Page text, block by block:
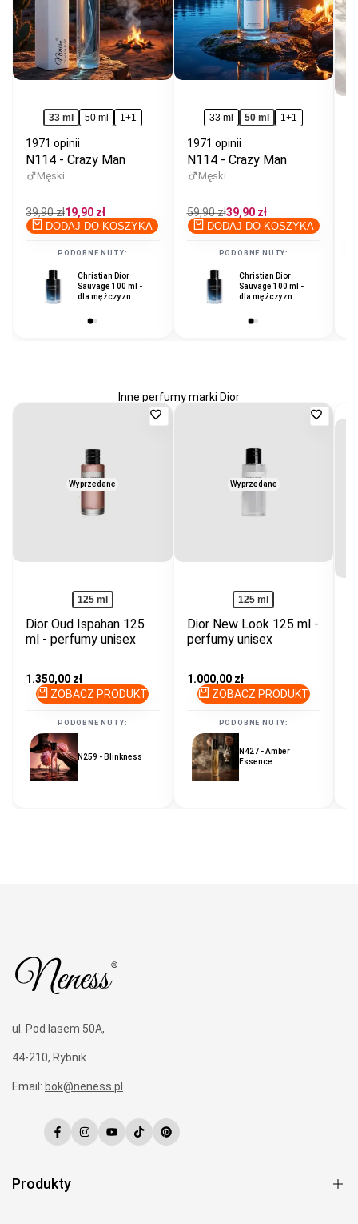
33 ml 50 ml 1+1
1971 opinii
N114 - Crazy Man
Męski
Cena
regularna
39,90 złCena
promocyjna
19,90 zł
DODAJ DO KOSZYKA
PODOBNE NUTY:
Christian Dior
Sauvage 100 ml -
dla mężczyzn
Ferrari Scuderia
Black 125 ml - dla
mężczyzn
33 ml 50 ml 1+1
1971 opinii
N114 - Crazy Man
Męski
Cena
regularna
59,90 złCena
promocyjna
39,90 zł
DODAJ DO KOSZYKA
PODOBNE NUTY:
Christian Dior
Sauvage 100 ml -
dla mężczyzn
Inne perfumy marki Dior
Wyprzedane
Dodaj
125 ml
Dior Oud Ispahan 125
ml - perfumy unisex
Cena
promocyjna
1.350,00 zł
ZOBACZ PRODUKT
PODOBNE NUTY:
N259 - Blinkness
Wyprzedane
Dodaj
125 ml
Dior New Look 125 ml -
perfumy unisex
Cena
promocyjna
1.000,00 zł
ZOBACZ PRODUKT
PODOBNE NUTY:
N427 - Amber
Essence
ul. Pod lasem 50A,
44-210, Rybnik
Email: bok@neness.pl
FacebookInstagram
YouTube
TikTokPinterest
Produkty